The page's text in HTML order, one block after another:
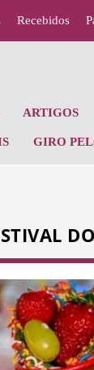
Recebidos
ARTIGOS
GIRO